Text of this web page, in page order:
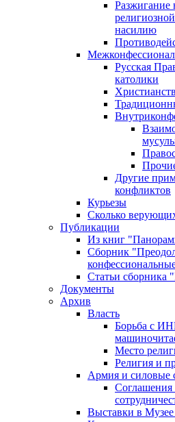
Разжигание
насилию
Русская
католики
Другие
конфликтов
Курьезы
Сколько
Публикации
Из книг
Сборник
Статьи сборника
Документы
Архив
Власть
Борьба с
Место
Религия и
Армия и силовые
Соглашения
Выставки в